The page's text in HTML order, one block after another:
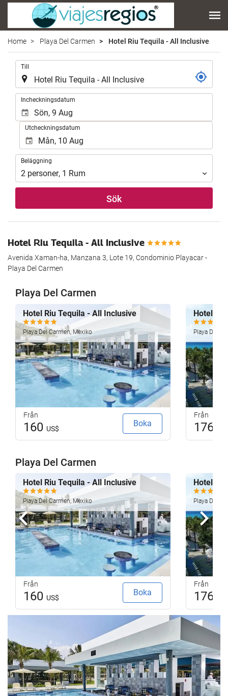
Home Playa Del Carmen Hotel Riu Tequila - All Inclusive
Till
Incheckningsdatum
Utcheckningsdatum
Beläggning
Beläggning
2 personer, 1 Rum
Sök
Hotel Riu Tequila - All Inclusive
Avenida Xaman-ha, Manzana 3, Lote 19, Condominio Playacar -
Playa Del Carmen
Playa Del Carmen
Hotel Riu Tequila - All Inclusive
Playa Del Carmen, Mexiko
Från
160 US$
Boka
Hotel
Playa Del
Från
176
Playa Del Carmen
Hotel Riu Tequila - All Inclusive
Playa Del Carmen, Mexiko
Från
160 US$
Boka
Hotel
Playa Del
Från
176
Föregående